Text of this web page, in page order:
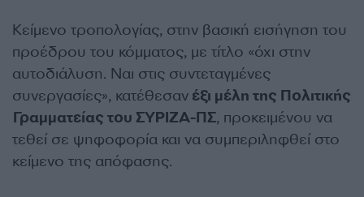
Κείμενο τροπολογίας, στην βασική εισήγηση του
προέδρου του κόμματος, με τίτλο «όχι στην
αυτοδιάλυση. Ναι στις συντεταγμένες
συνεργασίες», κατέθεσαν έξι μέλη της Πολιτικής
Γραμματείας του ΣΥΡΙΖΑ-ΠΣ, προκειμένου να
τεθεί σε ψηφοφορία και να συμπεριληφθεί στο
κείμενο της απόφασης.